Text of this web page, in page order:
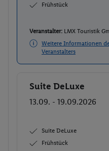
Frühstück
Veranstalter: LMX Touristik
Weitere Informationen
Veranstalters
Buchen
Suite DeLuxe
13.09. - 19.09.2026
Suite DeLuxe
Frühstück